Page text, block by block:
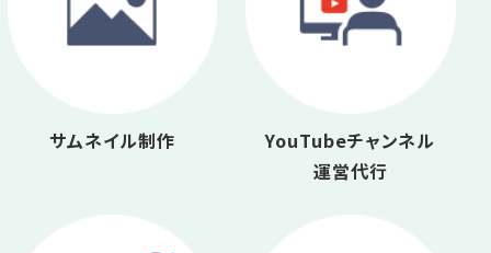
サムネイル制作
YouTubeチャンネル
運営代行